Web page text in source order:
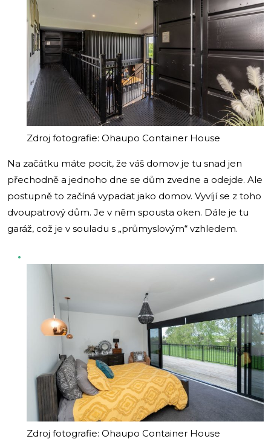
Zdroj fotografie: Ohaupo Container House
Na začátku máte pocit, že váš domov je tu snad jen
přechodně a jednoho dne se dům zvedne a odejde. Ale
postupně to začíná vypadat jako domov. Vyvíjí se z toho
dvoupatrový dům. Je v něm spousta oken. Dále je tu
garáž, což je v souladu s „průmyslovým“ vzhledem.
Zdroj fotografie: Ohaupo Container House